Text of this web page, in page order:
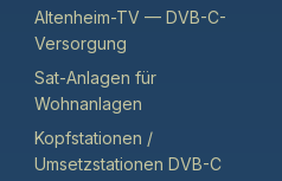
Altenheim-TV — DVB-C-
Versorgung
Sat-Anlagen für
Wohnanlagen
Kopfstationen /
Umsetzstationen DVB-C